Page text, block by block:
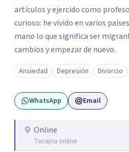
artículos y ejercido como
curioso: he vivido en varios
mano lo que significa ser
cambios y empezar de nuevo.
Ansiedad Depresión Divorcio
WhatsApp Email
Online
Terapia online